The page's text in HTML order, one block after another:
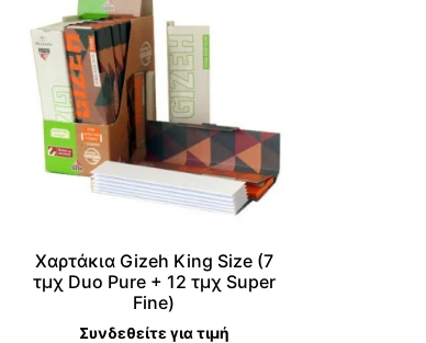
Χαρτάκια Gizeh King Size (7
τμχ Duo Pure + 12 τμχ Super
Fine)
Συνδεθείτε για τιμή